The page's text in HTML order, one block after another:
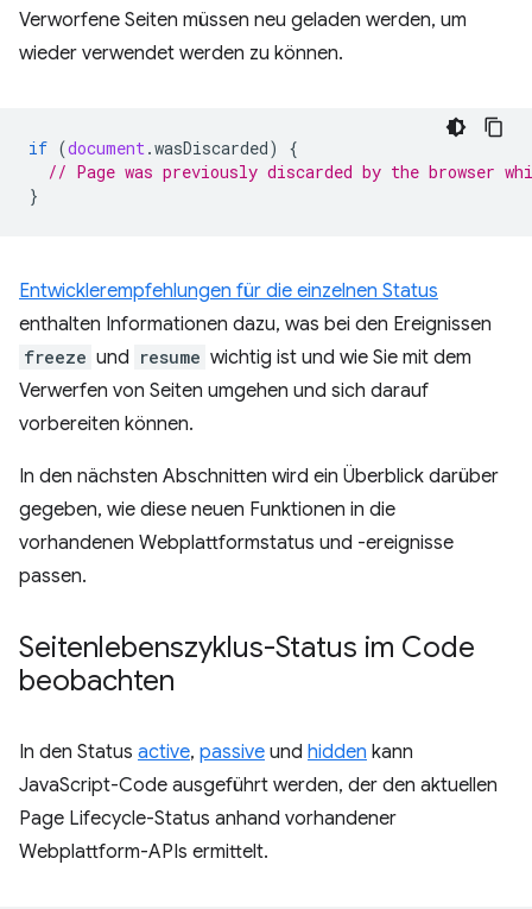
Verworfene Seiten müssen neu geladen werden, um
wieder verwendet werden zu können.
if (document .wasDiscarded)
{
// Page was previously discarded by the browser
}
Entwicklerempfehlungen für die einzelnen Status
enthalten Informationen dazu, was bei den Ereignissen
freeze und resume wichtig ist und wie Sie mit dem
Verwerfen von Seiten umgehen und sich darauf
vorbereiten können.
In den nächsten Abschnitten wird ein Überblick darüber
gegeben, wie diese neuen Funktionen in die
vorhandenen Webplattformstatus und -ereignisse
passen.
Seitenlebenszyklus-Status im Code
beobachten
In den Status active, passive und hidden kann
JavaScript-Code ausgeführt werden, der den aktuellen
Page Lifecycle-Status anhand vorhandener
Webplattform-APIs ermittelt.